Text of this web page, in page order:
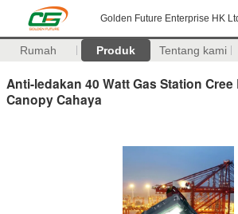
Golden Future Enterprise HK
Rumah Produk Tentang kami
Anti-ledakan 40 Watt Gas Station
Canopy Cahaya